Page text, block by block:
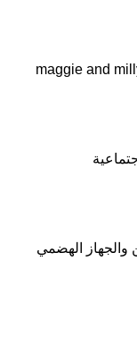
الهضمي